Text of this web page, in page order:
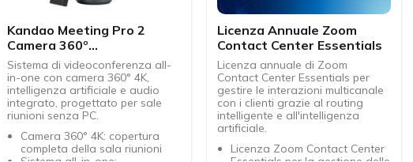
Kandao Meeting Pro 2
Camera 360º
Videoconferenza 4K AI
Sistema di videoconferenza all-
in-one con camera 360° 4K,
intelligenza artificiale e audio
integrato, progettato per sale
riunioni senza PC.
Camera 360° 4K: copertura
completa della sala riunioni
Licenza Annuale Zoom
Contact Center Essentials
Licenza annuale di Zoom
Contact Center Essentials per
gestire le interazioni multicanale
con i clienti grazie al routing
intelligente e all'intelligenza
artificiale.
Licenza Zoom Contact Center